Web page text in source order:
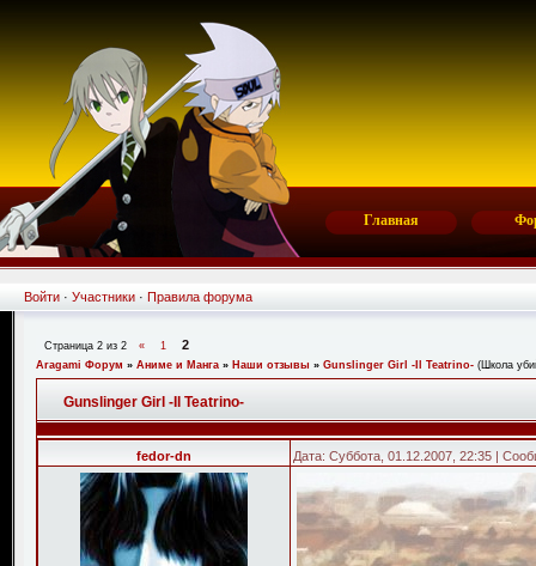
Главная
Войти · Участники · Правила форума
Страница 2 из 2 « 1 2
Aragami Форум » Аниме и Манга » Наши отзывы » Gunslinger Girl -Il Teatrino- (Школа
Gunslinger Girl -Il Teatrino-
fedor-dn Дата: Суббота, 01.12.2007, 22:35 |